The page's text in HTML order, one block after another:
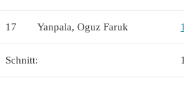
17 Yanpala, Oguz Faruk
Schnitt: